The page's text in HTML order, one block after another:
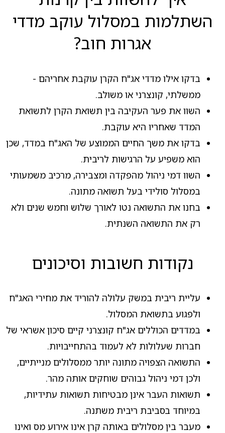
השתלמות במסלול עוקב מדדי
אגרות חוב?
בדקו אילו מדדי אג"ח הקרן עוקבת אחריהם -
ממשלתי, קונצרני או משולב.
השוו את פער העקיבה בין תשואת הקרן לתשואת
המדד שאחריו היא עוקבת.
בדקו את משך החיים הממוצע של האג"ח במדד, שכן
הוא משפיע על הרגישות לריבית.
השוו דמי ניהול מהפקדה ומצבירה, מרכיב משמעותי
במסלול סולידי בעל תשואה מתונה.
בחנו את התשואה נטו לאורך שלוש וחמש שנים ולא
רק את התשואה השנתית.
נקודות חשובות וסיכונים
עליית ריבית במשק עלולה להוריד את מחירי האג"ח
ולפגוע בתשואת המסלול.
במדדים הכוללים אג"ח קונצרני קיים סיכון אשראי של
חברות שעלולות לא לעמוד בהתחייבויות.
התשואה הצפויה מתונה יותר ממסלולים מנייתיים,
ולכן דמי ניהול גבוהים שוחקים אותה מהר.
תשואות העבר אינן מבטיחות תשואות עתידיות,
במיוחד בסביבת ריבית משתנה.
מעבר בין מסלולים באותה קרן אינו אירוע מס ואינו